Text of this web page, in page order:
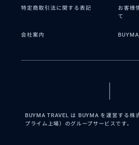
特定商取引法に関する表記
お客様
て
会社案内 BUYMA
BUYMA TRAVEL は BUYMA を運営する株
プライム上場）のグループサービスです。